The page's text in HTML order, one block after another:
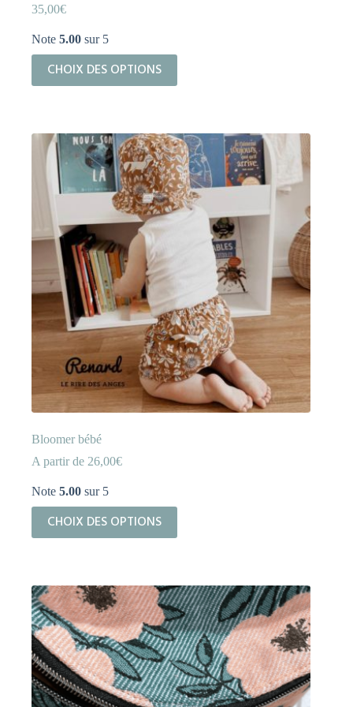
35,00€
Note 5.00 sur 5
CHOIX DES OPTIONS
Ce
produit
a
Les
options
peuvent
choisies
page
du
produit
Bloomer bébé
A partir de 26,00€
Note 5.00 sur 5
CHOIX DES OPTIONS
Ce
produit
a
Les
options
peuvent
être
choisies
sur
la
page
du